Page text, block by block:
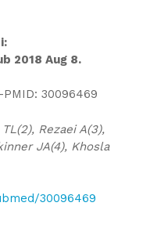
2018 Aug 8.
PMID: 30096469
Rezaei A(3),
JA(4), Khosla
30096469